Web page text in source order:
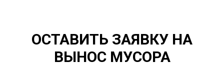
ОСТАВИТЬ ЗАЯВКУ НА
ВЫНОС МУСОРА